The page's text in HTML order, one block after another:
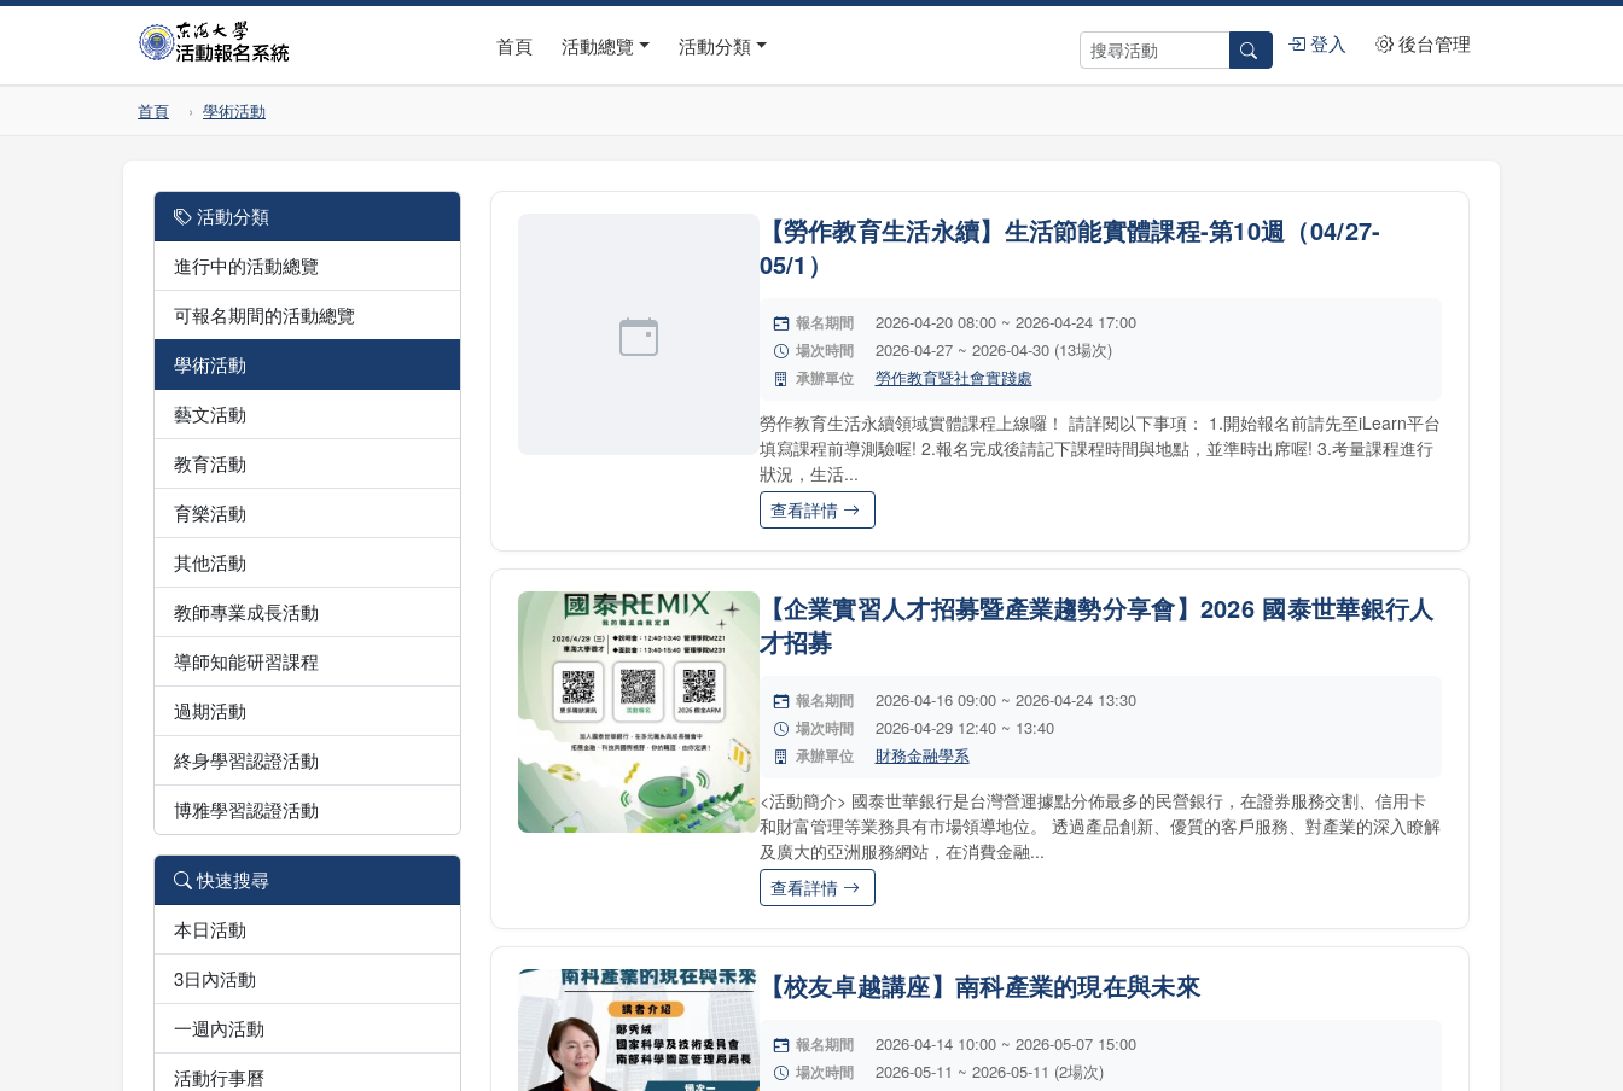
首頁 活動總覽 活動分類 登入 後台管理
首頁 學術活動
活動分類
進行中的活動總覽
可報名期間的活動總覽
學術活動
藝文活動
教育活動
育樂活動
其他活動
教師專業成長活動
導師知能研習課程
過期活動
終身學習認證活動
博雅學習認證活動
快速搜尋
本日活動
3日內活動
一週內活動
活動行事曆
【勞作教育生活永續】生活節能實體課程-第10週（04/27-
05/1）
報名期間 2026-04-20 08:00 ~ 2026-04-24 17:00
場次時間 2026-04-27 ~ 2026-04-30 (13場次)
承辦單位 勞作教育暨社會實踐處
勞作教育生活永續領域實體課程上線囉！ 請詳閱以下事項： 1.開始報名前請先至iLearn平台
填寫課程前導測驗喔! 2.報名完成後請記下課程時間與地點，並準時出席喔! 3.考量課程進行
狀況，生活...
查看詳情
【企業實習人才招募暨產業趨勢分享會】2026 國泰世華銀行人
才招募
報名期間 2026-04-16 09:00 ~ 2026-04-24 13:30
場次時間 2026-04-29 12:40 ~ 13:40
承辦單位 財務金融學系
<活動簡介> 國泰世華銀行是台灣營運據點分佈最多的民營銀行，在證券服務交割、信用卡
和財富管理等業務具有市場領導地位。 透過產品創新、優質的客戶服務、對產業的深入瞭解
及廣大的亞洲服務網站，在消費金融...
查看詳情
【校友卓越講座】南科產業的現在與未來
報名期間 2026-04-14 10:00 ~ 2026-05-07 15:00
場次時間 2026-05-11 ~ 2026-05-11 (2場次)